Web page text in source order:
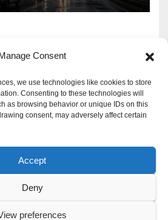
Consent
we use technologies like cookies to store
Consenting to these technologies will
as browsing behavior or unique IDs on this
consent, may adversely affect certain
Accept
Deny
preferences
Media News
खबर पर नजर